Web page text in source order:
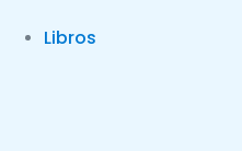
Libros